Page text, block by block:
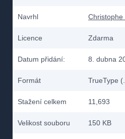
Navrhl Christophe
Licence Zdarma
Datum přidání: 8. dubna
Formát TrueType
Stažení celkem 11,693
Velikost souboru 150 KB